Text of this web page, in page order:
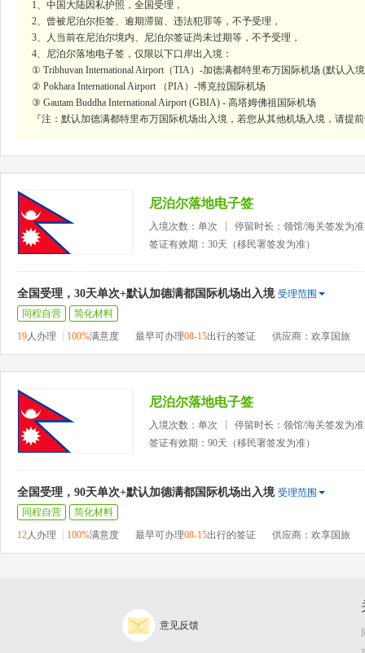
1、中国大陆因私护照，全国受理，
2、曾被尼泊尔拒签、逾期滞留、违法犯罪等，不予受理，
3、人当前在尼泊尔境内、尼泊尔签证尚未过期等，不予受理，
4、尼泊尔落地电子签，仅限以下口岸出入境：
① Tribhuvan International Airport（TIA）-加德满都特里布万国际机场 (默认入
② Pokhara International Airport （PIA）-博克拉国际机场
③ Gautam Buddha International Airport (GBIA) - 高塔姆佛祖国际机场
『注：默认加德满都特里布万国际机场出入境，若您从其他机场入境，请提
尼泊尔落地电子签
入境次数：单次
停留时长：领馆/海关签发为准
签证有效期：30天（移民署签发为准）
全国受理，30天单次+默认加德满都国际机场出入境 受理范围
同程自营
简化材料
19人办理 100%满意度 最早可办理08-15出行的签证 供应商：欢享国旅
尼泊尔落地电子签
入境次数：单次
停留时长：领馆/海关签发为准
签证有效期：90天（移民署签发为准）
全国受理，90天单次+默认加德满都国际机场出入境 受理范围
同程自营
简化材料
12人办理 100%满意度 最早可办理08-15出行的签证 供应商：欢享国旅
意见反馈